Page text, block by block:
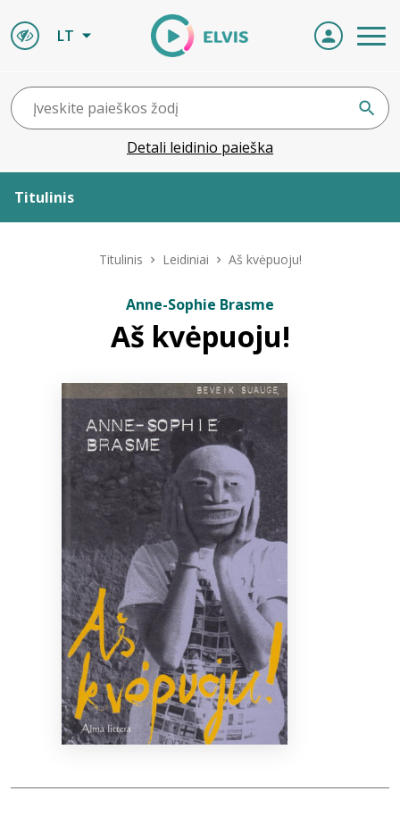
LT
Detali leidinio paieška
Titulinis
ELVIS atvyksta
Naujienos
Bibliotekoms
info@elvislab.lt
Titulinis Leidiniai Aš kvėpuoju!
Anne-Sophie Brasme
Aš kvėpuoju!